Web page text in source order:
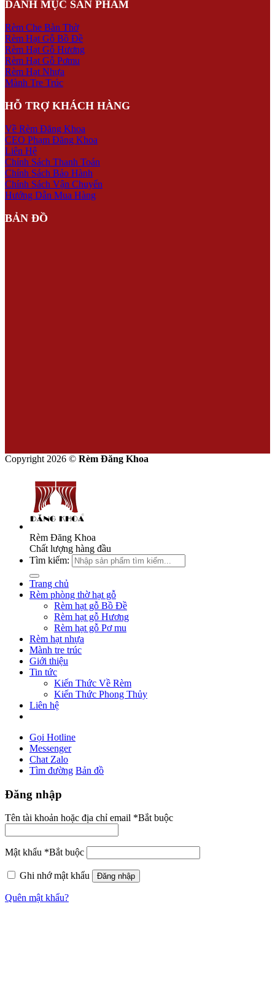
DANH MỤC SẢN PHẨM
Rèm Che Bàn Thờ
Rèm Hạt Gỗ Bồ Đề
Rèm Hạt Gỗ Hương
Rèm Hạt Gỗ Pơmu
Rèm Hạt Nhựa
Mành Tre Trúc
HỖ TRỢ KHÁCH HÀNG
Về Rèm Đăng Khoa
CEO Phạm Đăng Khoa
Liên Hệ
Chính Sách Thanh Toán
Chính Sách Bảo Hành
Chính Sách Vận Chuyển
Hướng Dẫn Mua Hàng
BẢN ĐỒ
Copyright 2026 © Rèm Đăng Khoa
Rèm Đăng Khoa
Chất lượng hàng đầu
Tìm kiếm:
Trang chủ
Rèm phòng thờ hạt gỗ
Rèm hạt gỗ Bồ Đề
Rèm hạt gỗ Hương
Rèm hạt gỗ Pơ mu
Rèm hạt nhựa
Mành tre trúc
Giới thiệu
Tin tức
Kiến Thức Về Rèm
Kiến Thức Phong Thủy
Liên hệ
Gọi Hotline
Messenger
Chat Zalo
Tìm đường Bản đồ
Đăng nhập
Tên tài khoản hoặc địa chỉ email *Bắt buộc
Mật khẩu *Bắt buộc
Ghi nhớ mật khẩu Đăng nhập
Quên mật khẩu?